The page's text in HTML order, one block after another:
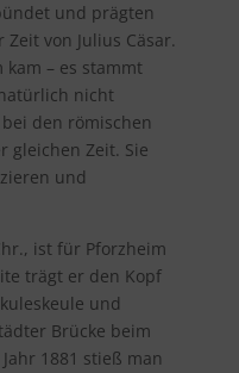
und prägten
von Julius Cäsar.
kam – es stammt
nicht
den römischen
gleichen Zeit. Sie
und
ist für Pforzheim
trägt er den Kopf
und
Brücke beim
1881 stieß man